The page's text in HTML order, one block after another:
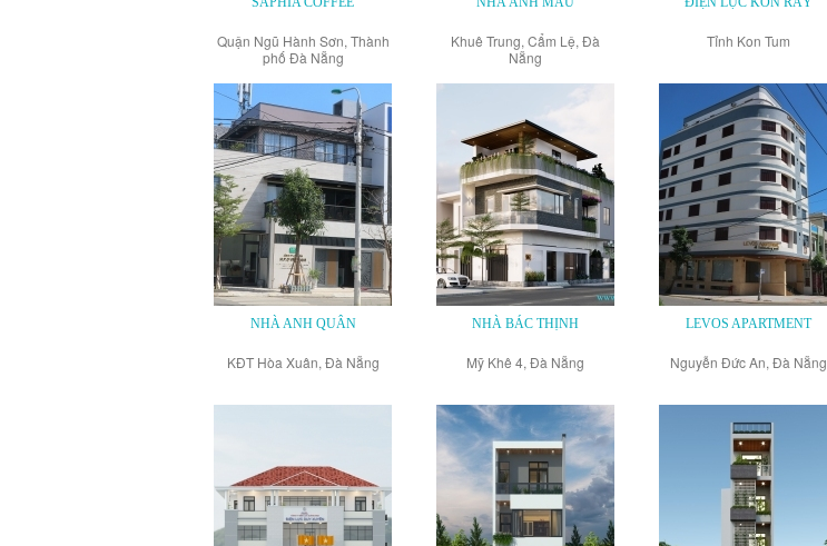
Quận Ngũ Hành Sơn, Thành
phố Đà Nẵng
Khuê Trung, Cẩm Lệ, Đà
Nẵng
Tỉnh Kon Tum
NHÀ ANH QUÂN
KĐT Hòa Xuân, Đà Nẵng
NHÀ BÁC THỊNH
Mỹ Khê 4, Đà Nẵng
LEVOS APARTMENT
Nguyễn Đức An, Đà Nẵng